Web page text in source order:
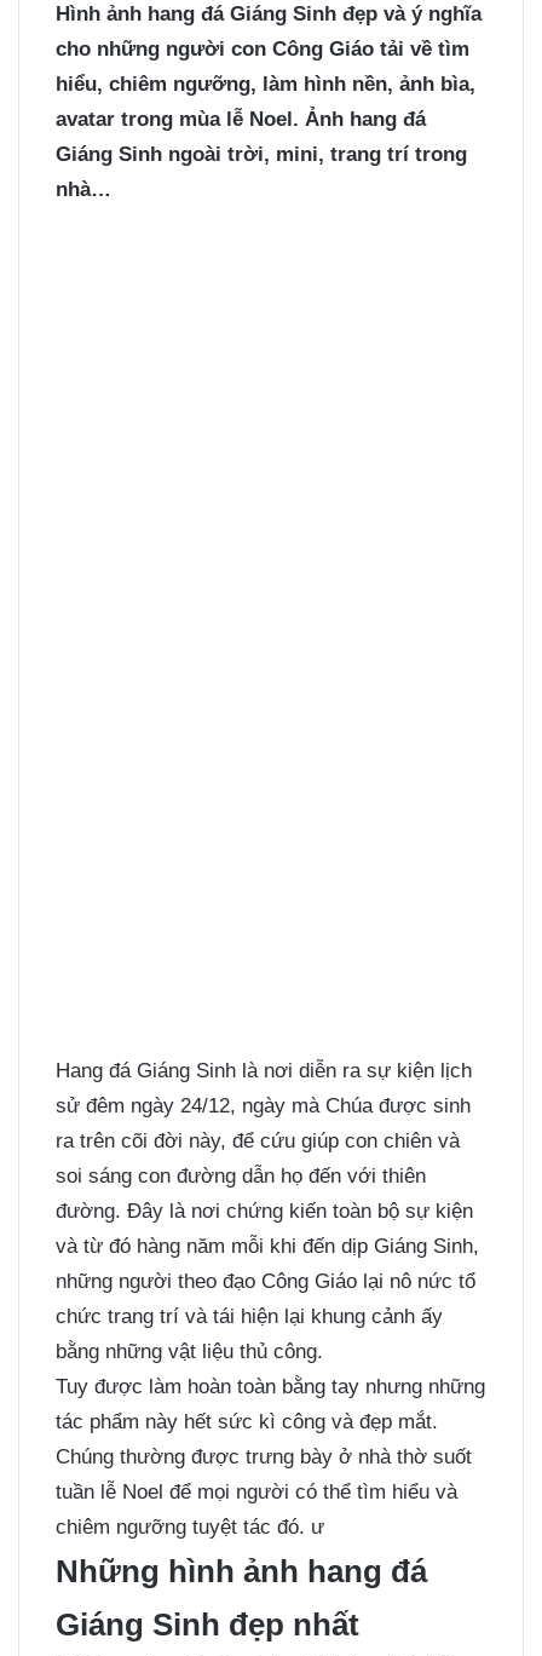
Hình ảnh hang đá Giáng Sinh đẹp và ý nghĩa
cho những người con Công Giáo tải về tìm
hiểu, chiêm ngưỡng, làm hình nền, ảnh bìa,
avatar trong mùa lễ Noel. Ảnh hang đá
Giáng Sinh ngoài trời, mini, trang trí trong
nhà…
Hang đá Giáng Sinh là nơi diễn ra sự kiện lịch
sử đêm ngày 24/12, ngày mà Chúa được sinh
ra trên cõi đời này, để cứu giúp con chiên và
soi sáng con đường dẫn họ đến với thiên
đường. Đây là nơi chứng kiến toàn bộ sự kiện
và từ đó hàng năm mỗi khi đến dịp Giáng Sinh,
những người theo đạo Công Giáo lại nô nức tổ
chức trang trí và tái hiện lại khung cảnh ấy
bằng những vật liệu thủ công.
Tuy được làm hoàn toàn bằng tay nhưng những
tác phẩm này hết sức kì công và đẹp mắt.
Chúng thường được trưng bày ở nhà thờ suốt
tuần lễ Noel để mọi người có thể tìm hiểu và
chiêm ngưỡng tuyệt tác đó. ư
Những hình ảnh hang đá
Giáng Sinh đẹp nhất